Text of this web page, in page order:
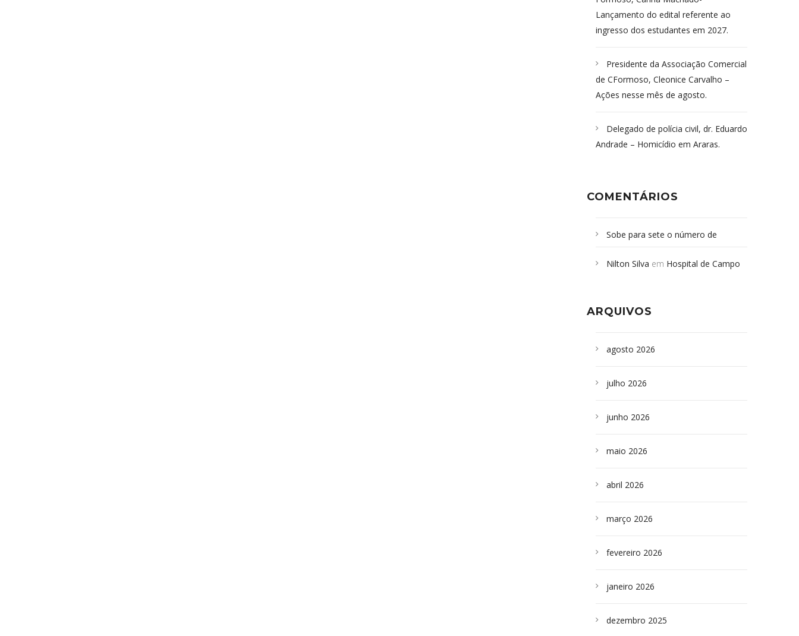
Lançamento do edital referente ao
ingresso dos estudantes em 2027.
Presidente da Associação Comercial
de CFormoso, Cleonice Carvalho –
Ações nesse mês de agosto.
Delegado de polícia civil, dr. Eduardo
Andrade – Homicídio em Araras.
COMENTÁRIOS
Sobe para sete o número de
desabamento em São Paulo - Revista
sepultados em SP
Nilton Silva em Hospital de Campo
ARQUIVOS
agosto 2026
julho 2026
junho 2026
maio 2026
abril 2026
março 2026
fevereiro 2026
janeiro 2026
dezembro 2025